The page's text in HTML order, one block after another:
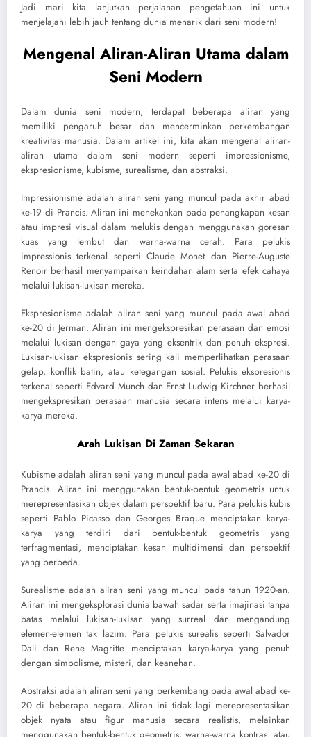
Jadi mari kita lanjutkan perjalanan pengetahuan ini untuk
menjelajahi lebih jauh tentang dunia menarik dari seni modern!
Mengenal Aliran-Aliran Utama dalam
Seni Modern
Dalam dunia seni modern, terdapat beberapa aliran yang
memiliki pengaruh besar dan mencerminkan perkembangan
kreativitas manusia. Dalam artikel ini, kita akan mengenal aliran-
aliran utama dalam seni modern seperti impressionisme,
ekspresionisme, kubisme, surealisme, dan abstraksi.
Impressionisme adalah aliran seni yang muncul pada akhir abad
ke-19 di Prancis. Aliran ini menekankan pada penangkapan kesan
atau impresi visual dalam melukis dengan menggunakan goresan
kuas yang lembut dan warna-warna cerah. Para pelukis
impressionis terkenal seperti Claude Monet dan Pierre-Auguste
Renoir berhasil menyampaikan keindahan alam serta efek cahaya
melalui lukisan-lukisan mereka.
Ekspresionisme adalah aliran seni yang muncul pada awal abad
ke-20 di Jerman. Aliran ini mengekspresikan perasaan dan emosi
melalui lukisan dengan gaya yang eksentrik dan penuh ekspresi.
Lukisan-lukisan ekspresionis sering kali memperlihatkan perasaan
gelap, konflik batin, atau ketegangan sosial. Pelukis ekspresionis
terkenal seperti Edvard Munch dan Ernst Ludwig Kirchner berhasil
mengekspresikan perasaan manusia secara intens melalui karya-
karya mereka.
Arah Lukisan Di Zaman Sekaran
Kubisme adalah aliran seni yang muncul pada awal abad ke-20 di
Prancis. Aliran ini menggunakan bentuk-bentuk geometris untuk
merepresentasikan objek dalam perspektif baru. Para pelukis kubis
seperti Pablo Picasso dan Georges Braque menciptakan karya-
karya yang terdiri dari bentuk-bentuk geometris yang
terfragmentasi, menciptakan kesan multidimensi dan perspektif
yang berbeda.
Surealisme adalah aliran seni yang muncul pada tahun 1920-an.
Aliran ini mengeksplorasi dunia bawah sadar serta imajinasi tanpa
batas melalui lukisan-lukisan yang surreal dan mengandung
elemen-elemen tak lazim. Para pelukis surealis seperti Salvador
Dali dan Rene Magritte menciptakan karya-karya yang penuh
dengan simbolisme, misteri, dan keanehan.
Abstraksi adalah aliran seni yang berkembang pada awal abad ke-
20 di beberapa negara. Aliran ini tidak lagi merepresentasikan
objek nyata atau figur manusia secara realistis, melainkan